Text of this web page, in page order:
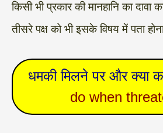
किसी भी प्रकार की मानहानि का
तीसरे पक्ष को भी इसके विषय में पता
धमकी मिलने पर और क्या
do when